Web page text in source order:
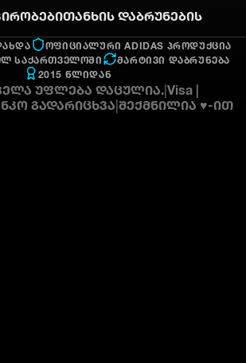
თანხის დაბრუნების
ᲝᲤᲘᲪᲘᲐᲚᲣᲠᲘ ADIDAS ᲞᲠᲝᲓᲣᲥᲪᲘᲐ
ᲡᲐᲥᲐᲠᲗᲕᲔᲚᲝᲨᲘ ᲛᲐᲠᲢᲘᲕᲘ ᲓᲐᲑᲠᲣᲜᲔᲑᲐ
2015 ᲬᲚᲘᲓᲐᲜ
უფლება დაცულია.|Visa |
გადარიცხვა|შექმნილია ♥-ით